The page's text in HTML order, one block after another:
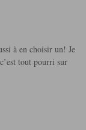
à en choisir un! Je
tout pourri sur